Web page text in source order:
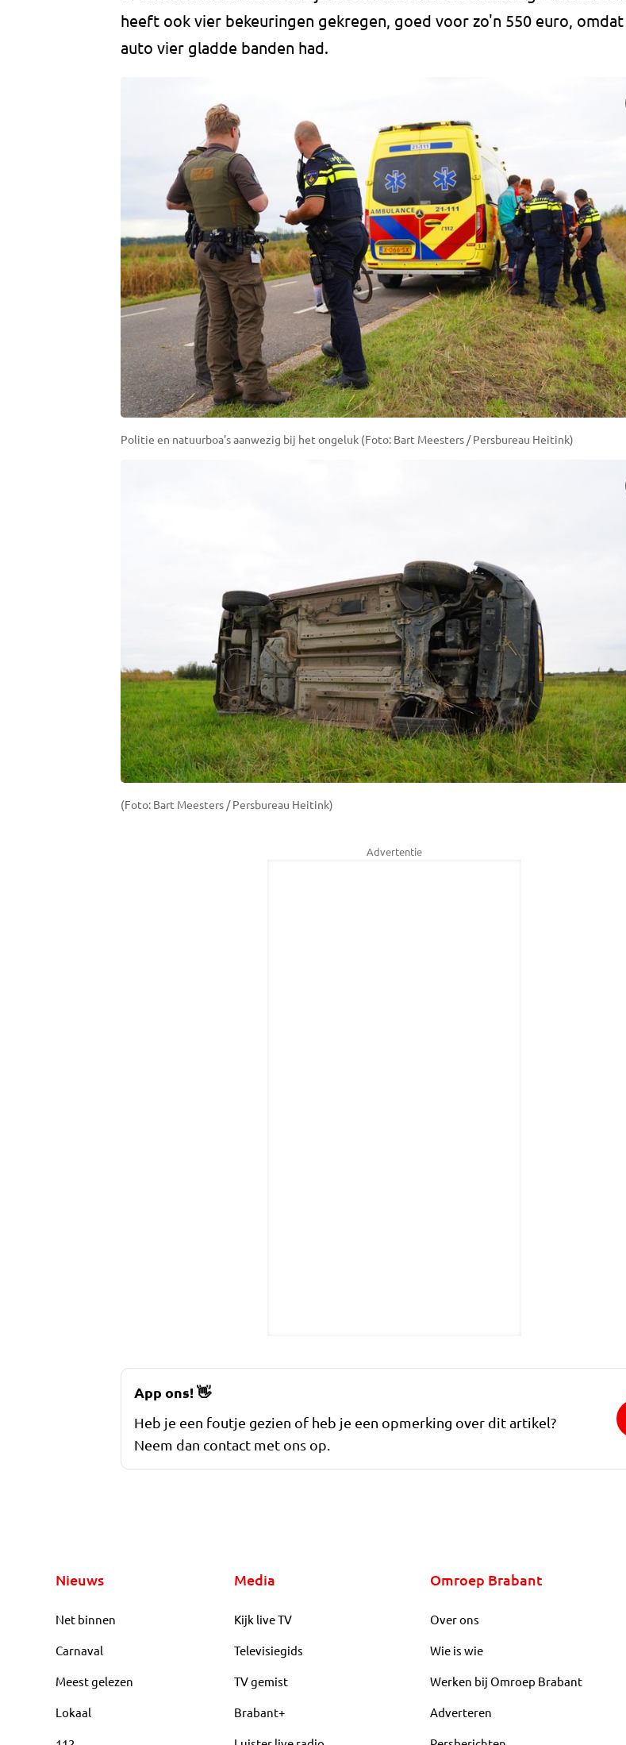
heeft ook vier bekeuringen gekregen, goed voor zo'n 550 euro,
auto vier gladde banden had.
Politie en natuurboa's aanwezig bij het ongeluk (Foto: Bart Meesters / Persbureau Heitink)
(Foto: Bart Meesters / Persbureau Heitink)
Advertentie
App ons!👋
Heb je een foutje gezien of heb je een opmerking over dit artikel?
Neem dan contact met ons op.
Nieuws
Net binnen
Carnaval
Meest gelezen
Lokaal
Media
Kijk live TV
Televisiegids
TV gemist
Brabant+
Omroep Brabant
Over ons
Wie is wie
Werken bij Omroep Brabant
Adverteren